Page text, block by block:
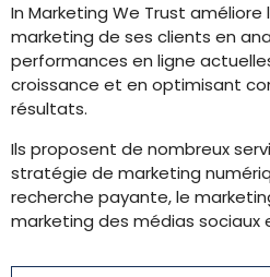
In Marketing We Trust
marketing de ses clients en
performances en ligne
croissance et en optimisant
résultats.
Ils proposent de nombreux
stratégie de marketing
recherche payante, le
marketing des médias sociaux